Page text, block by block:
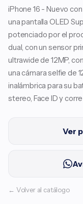
iPhone 16 - Nuevo
una pantalla OLED
potenciado por el
dual, con un sensor
ultrawide de 12MP,
una cámara selfie de
inalámbrica para su
stereo, Face ID y corre
Ver
← Volver al catálogo